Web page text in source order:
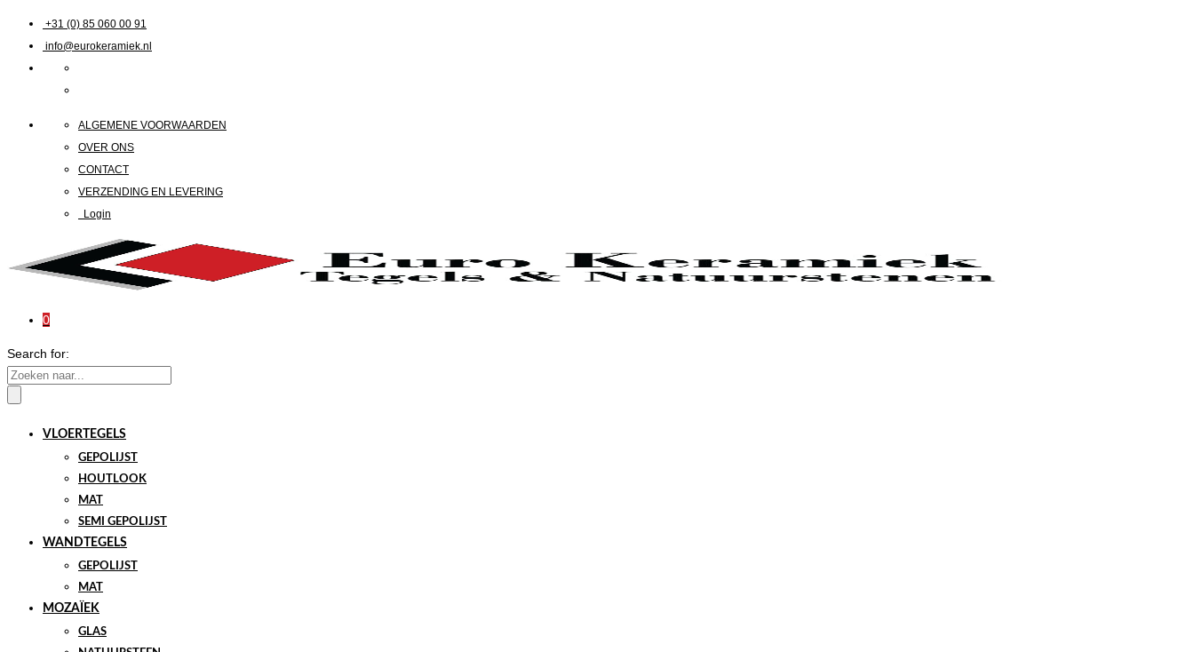
+31 (0) 85 060 00 91
info@eurokeramiek.nl
ALGEMENE VOORWAARDEN
OVER ONS
CONTACT
VERZENDING EN LEVERING
Login
0
Search for:
VLOERTEGELS
GEPOLIJST
HOUTLOOK
MAT
SEMI GEPOLIJST
WANDTEGELS
GEPOLIJST
MAT
MOZAÏEK
GLAS